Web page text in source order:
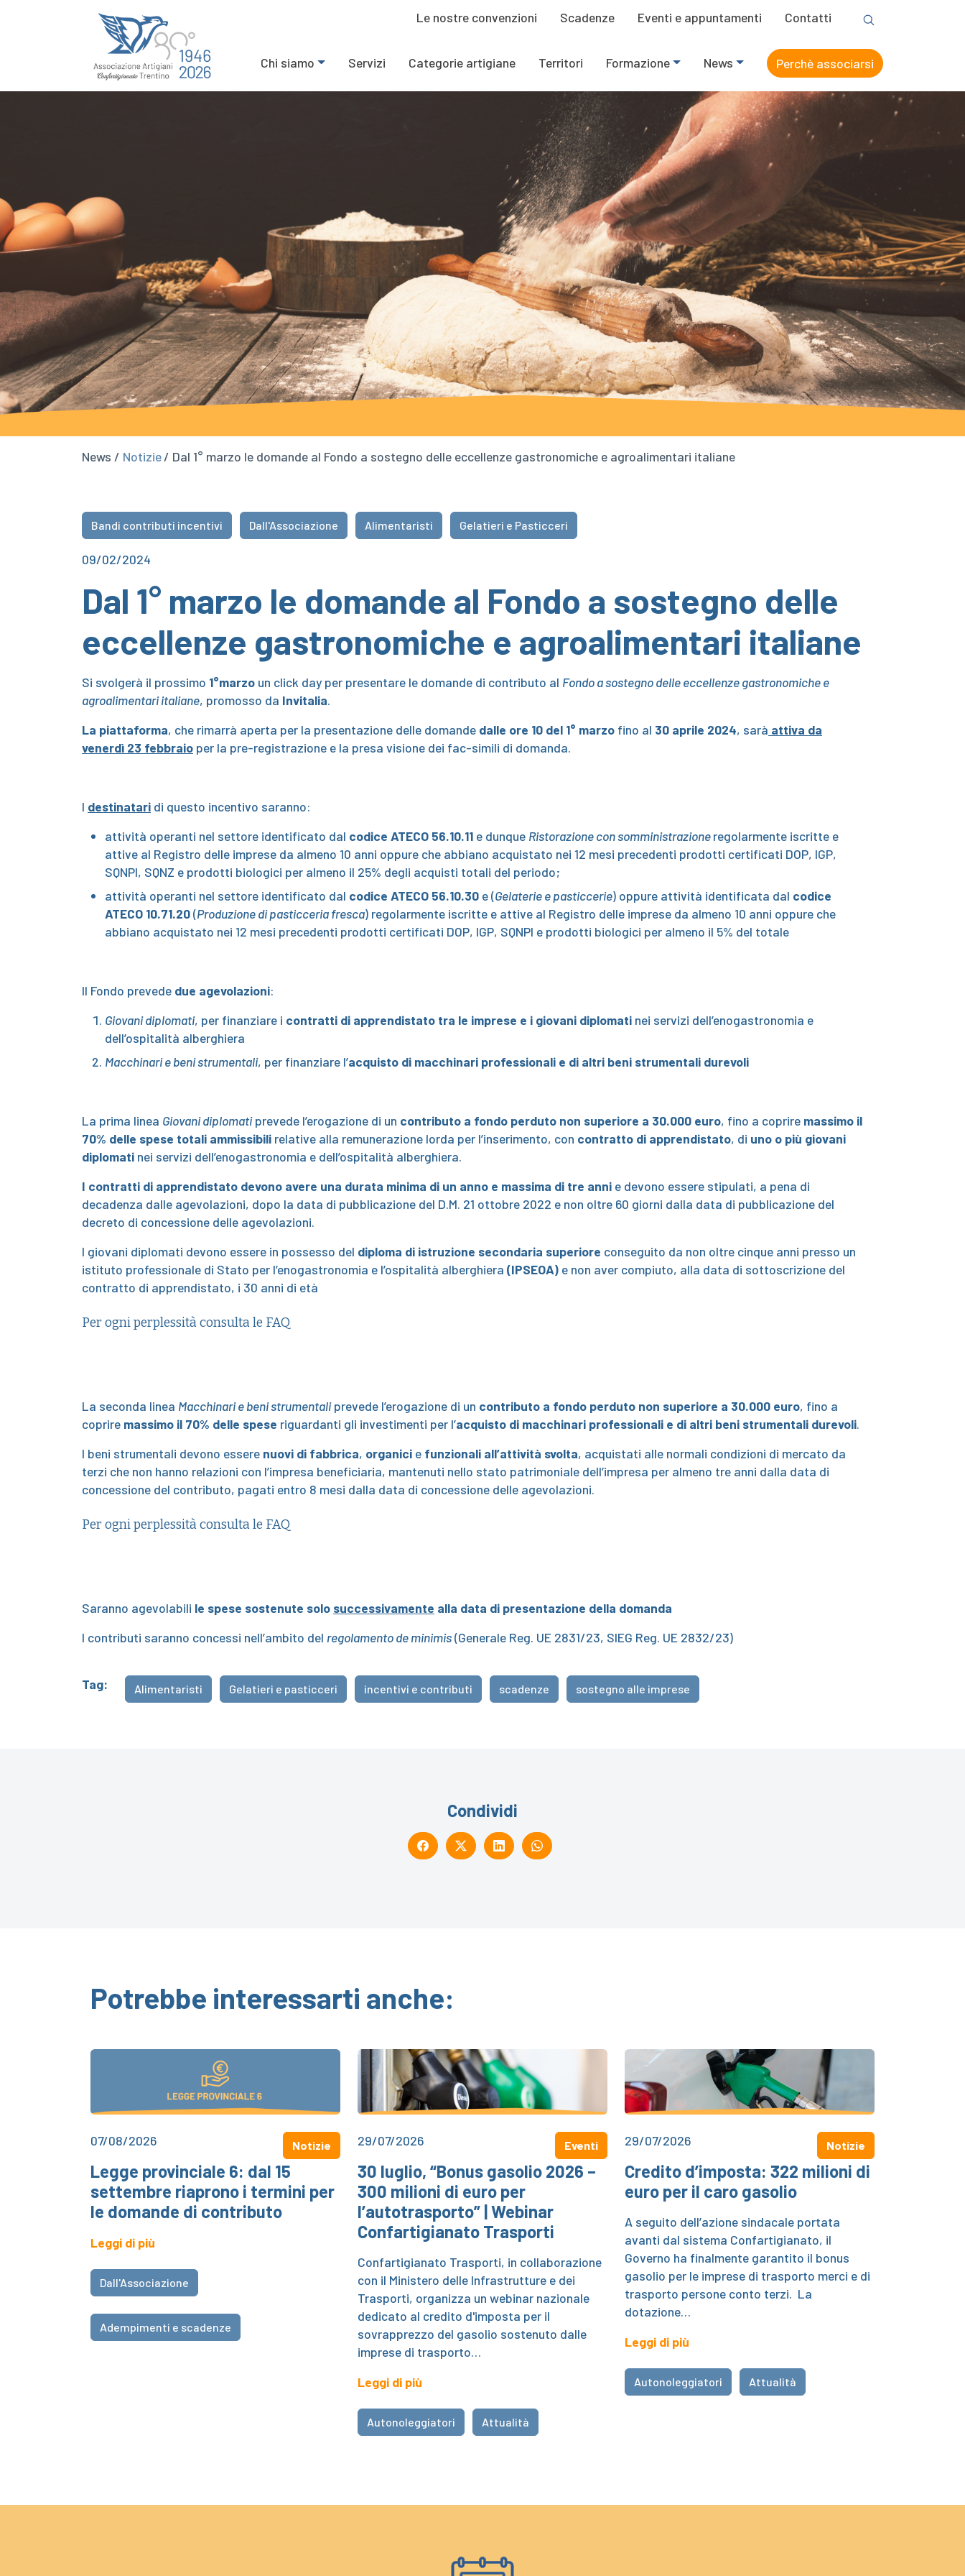
Le nostre convenzioni Scadenze Eventi e appuntamenti Contatti
Chi siamo Servizi Categorie artigiane Territori Formazione News Perchè associarsi
News / Notizie/ Dal 1° marzo le domande al Fondo a sostegno delle eccellenze gastronomiche e agroalimentari italiane
Bandi contributi incentivi Dall'Associazione Alimentaristi Gelatieri e Pasticceri
09/02/2024
Dal 1° marzo le domande al Fondo a sostegno delle
eccellenze gastronomiche e agroalimentari italiane
Si svolgerà il prossimo 1°marzo un click day per presentare le domande di contributo al Fondo a sostegno delle eccellenze gastronomiche e
agroalimentari italiane, promosso da Invitalia.
La piattaforma, che rimarrà aperta per la presentazione delle domande dalle ore 10 del 1° marzo fino al 30 aprile 2024, sarà attiva da
venerdì 23 febbraio per la pre-registrazione e la presa visione dei fac-simili di domanda.
I destinatari di questo incentivo saranno:
attività operanti nel settore identificato dal codice ATECO 56.10.11 e dunque Ristorazione con somministrazioneregolarmente iscritte e
attive al Registro delle imprese da almeno 10 anni oppure che abbiano acquistato nei 12 mesi precedenti prodotti certificati DOP, IGP,
SQNPI, SQNZ e prodotti biologici per almeno il 25% degli acquisti totali del periodo;
attività operanti nel settore identificato dal codice ATECO 56.10.30 e (Gelaterie e pasticcerie) oppure attività identificata dal codice
ATECO 10.71.20(Produzione di pasticceria fresca) regolarmente iscritte e attive al Registro delle imprese da almeno 10 anni oppure che
abbiano acquistato nei 12 mesi precedenti prodotti certificati DOP, IGP, SQNPI e prodotti biologici per almeno il 5% del totale
Il Fondo prevede due agevolazioni:
Giovani diplomati, per finanziare i contratti di apprendistato tra le imprese e i giovani diplomati nei servizi dell’enogastronomia e
dell’ospitalità alberghiera
Macchinari e beni strumentali, per finanziare l’acquisto di macchinari professionali e di altri beni strumentali durevoli
La prima linea Giovani diplomatiprevede l’erogazione di un contributo a fondo perduto non superiore a 30.000 euro, fino a coprire massimo il
70% delle spese totali ammissibili relative alla remunerazione lorda per l’inserimento, con contratto di apprendistato, di uno o più giovani
diplomati nei servizi dell’enogastronomia e dell’ospitalità alberghiera.
I contratti di apprendistato devono avere una durata minima di un anno e massima di tre anni e devono essere stipulati, a pena di
decadenza dalle agevolazioni, dopo la data di pubblicazione del D.M. 21 ottobre 2022 e non oltre 60 giorni dalla data di pubblicazione del
decreto di concessione delle agevolazioni.
I giovani diplomati devono essere in possesso del diploma di istruzione secondaria superiore conseguito da non oltre cinque anni presso un
istituto professionale di Stato per l’enogastronomia e l’ospitalità alberghiera (IPSEOA) e non aver compiuto, alla data di sottoscrizione del
contratto di apprendistato, i 30 anni di età
Per ogni perplessità consulta le FAQ
La seconda linea Macchinari e beni strumentaliprevede l’erogazione di un contributo a fondo perduto non superiore a 30.000 euro, fino a
coprire massimo il 70% delle spese riguardanti gli investimenti per l’acquisto di macchinari professionali e di altri beni strumentali durevoli.
I beni strumentali devono essere nuovi di fabbrica, organici e funzionali all’attività svolta, acquistati alle normali condizioni di mercato da
terzi che non hanno relazioni con l’impresa beneficiaria, mantenuti nello stato patrimoniale dell’impresa per almeno tre anni dalla data di
concessione del contributo, pagati entro 8 mesi dalla data di concessione delle agevolazioni.
Per ogni perplessità consulta le FAQ
Saranno agevolabili le spese sostenute solo successivamente alla data di presentazione della domanda
I contributi saranno concessi nell’ambito del regolamento de minimis(Generale Reg. UE 2831/23, SIEG Reg. UE 2832/23)
Tag: Alimentaristi Gelatieri e pasticceri incentivi e contributi scadenze sostegno alle imprese
Condividi
Potrebbe interessarti anche:
07/08/2026 Notizie
Legge provinciale 6: dal 15
settembre riaprono i termini per
le domande di contributo
Leggi di più
Dall'Associazione
Adempimenti e scadenze
29/07/2026 Eventi
30 luglio, “Bonus gasolio 2026 –
300 milioni di euro per
l’autotrasporto” | Webinar
Confartigianato Trasporti
Confartigianato Trasporti, in collaborazione
con il Ministero delle Infrastrutture e dei
Trasporti, organizza un webinar nazionale
dedicato al credito d'imposta per il
sovrapprezzo del gasolio sostenuto dalle
imprese di trasporto…
Leggi di più
Autonoleggiatori Attualità
29/07/2026 Notizie
Credito d’imposta: 322 milioni di
euro per il caro gasolio
A seguito dell’azione sindacale portata
avanti dal sistema Confartigianato, il
Governo ha finalmente garantito il bonus
gasolio per le imprese di trasporto merci e di
trasporto persone conto terzi. La
dotazione…
Leggi di più
Autonoleggiatori Attualità